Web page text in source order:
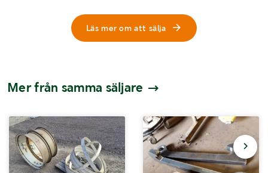
Läs mer om att sälja
Mer från samma säljare